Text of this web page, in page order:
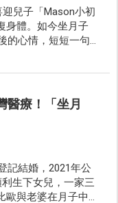
兒子「Mason小初
身體。如今坐月子
的心情，短短一句
醫療！「坐月
記結婚，2021年公
生下女兒，一家三
歐與老婆在月子中